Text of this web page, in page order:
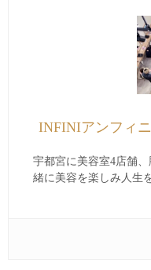
INFINIアンフィ
宇都宮に美容室4店舗
緒に美容を楽しみ人生